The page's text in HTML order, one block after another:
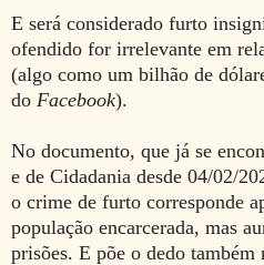
E será considerado furto
ofendido for irrelevante em
(algo como um bilhão de
do Facebook).
No documento, que já se
e de Cidadania desde 04/02/
o crime de furto corresponde
população encarcerada, mas
prisões. E põe o dedo também